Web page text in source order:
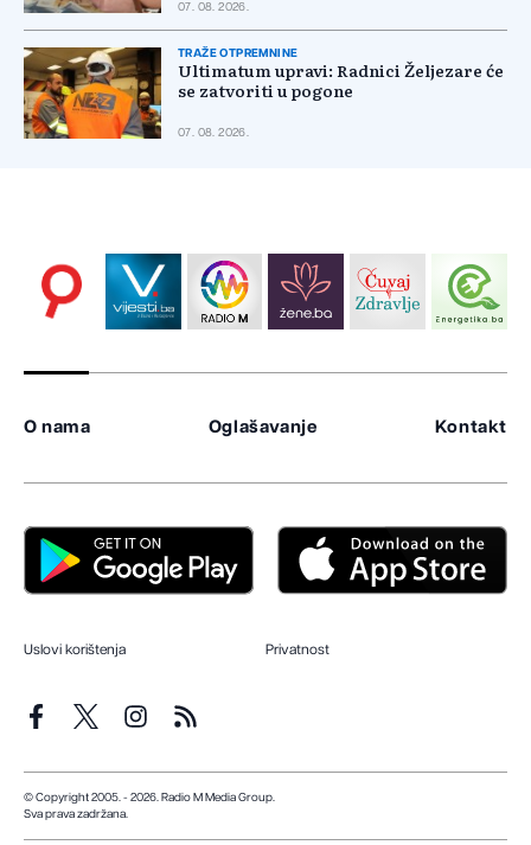
07. 08. 2026.
TRAŽE OTPREMNINE
Ultimatum upravi: Radnici Željezare će
se zatvoriti u pogone
07. 08. 2026.
O nama Oglašavanje Kontakt
Uslovi korištenja Privatnost
© Copyright 2005. - 2026. Radio M Media Group.
Sva prava zadržana.